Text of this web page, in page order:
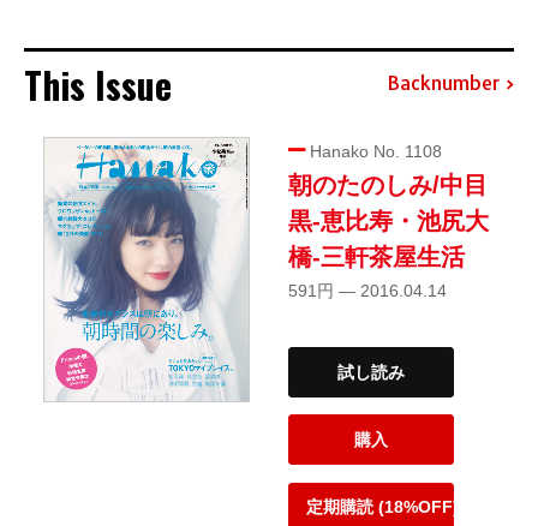
This Issue Backnumber
Hanako No. 1108
朝のたのしみ/中目
黒-恵比寿・池尻大
橋-三軒茶屋生活
591円 — 2016.04.14
試し読み
購入
定期購読 (18%OFF)